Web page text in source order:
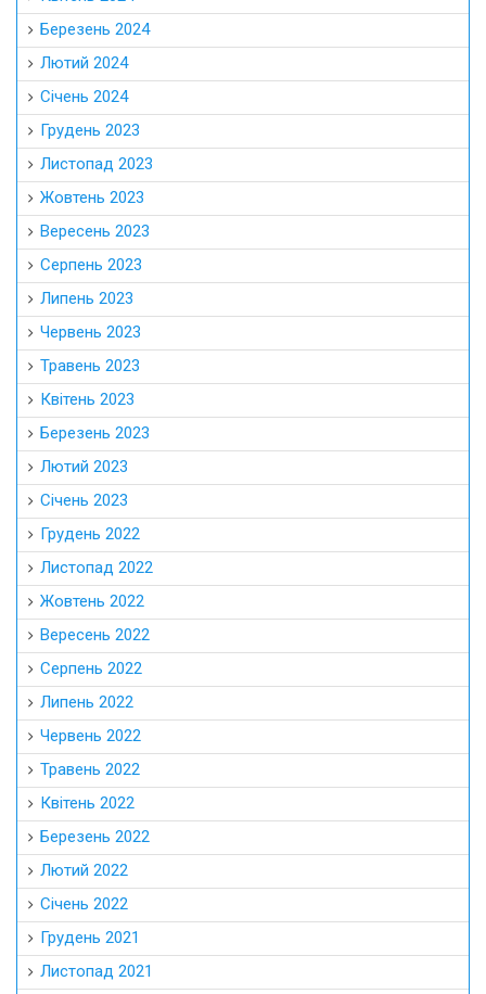
Березень 2024
Лютий 2024
Січень 2024
Грудень 2023
Листопад 2023
Жовтень 2023
Вересень 2023
Серпень 2023
Липень 2023
Червень 2023
Травень 2023
Квітень 2023
Березень 2023
Лютий 2023
Січень 2023
Грудень 2022
Листопад 2022
Жовтень 2022
Вересень 2022
Серпень 2022
Липень 2022
Червень 2022
Травень 2022
Квітень 2022
Березень 2022
Лютий 2022
Січень 2022
Грудень 2021
Листопад 2021